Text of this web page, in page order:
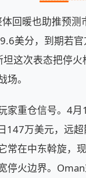
回暖也助推预测
美分，到期若
这次表态把停
。
家重仓信号。4月
147万美元，远
常在中东斡旋，
停火边界。